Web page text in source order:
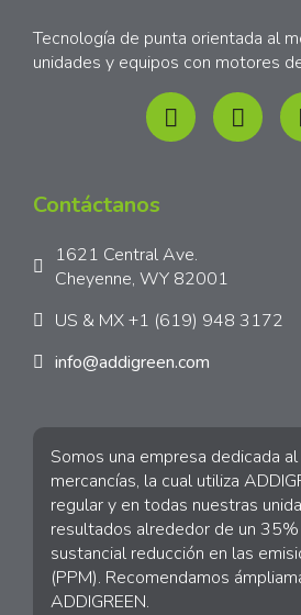
Tecnología de punta orientada al
unidades y equipos con motores
Contáctanos
1621 Central Ave.
Cheyenne, WY 82001
US & MX +1 (619) 948 3172
info@addigreen.com
Somos una empresa dedicada
mercancías, la cual utiliza
regular y en todas nuestras
resultados alrededor de un
sustancial reducción en las
(PPM). Recomendamos
ADDIGREEN.